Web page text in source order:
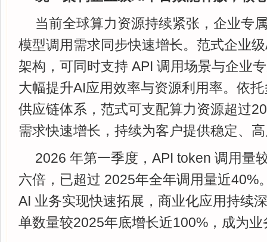
当前全球算力资源持续紧张，企业专
模型调用需求同步快速增长。范式企业
架构，可同时支持 API 调用场景与企业
大幅提升AI应用效率与资源利用率。依
供应链体系，范式可支配算力资源超过
需求快速增长，持续为客户提供稳定、
2026 年第一季度，API token 调用量
六倍，已超过 2025年全年调用量近40%
AI 业务实现快速拓展，商业化应用持续
单数量较2025年底增长近100%，成为